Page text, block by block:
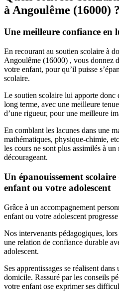
à Angoulême (16000) ?
Une meilleure confiance en
En recourant au soutien scolaire à
Angoulême (16000) , vous donnez
votre enfant, pour qu’il puisse
scolaire.
Le soutien scolaire lui apporte donc
long terme, avec une meilleure
d’une rigueur, pour une meilleure
En comblant les lacunes dans une
mathématiques, physique-chimie,
les cours ne sont plus assimilés à
décourageant.
Un épanouissement
enfant ou votre adolescent
Grâce à un accompagnement
enfant ou votre adolescent
Nos intervenants pédagogiques,
une relation de confiance durable
adolescent.
Ses apprentissages se réalisent
domicile. Rassuré par les conseils
votre enfant ose exprimer ses